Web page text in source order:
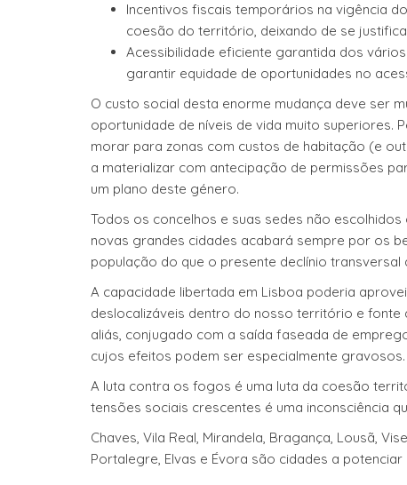
Incentivos fiscais temporários na vigência
coesão do território, deixando de se
Acessibilidade eficiente garantida dos
garantir equidade de oportunidades no
O custo social desta enorme mudança deve ser
oportunidade de níveis de vida muito superiores.
morar para zonas com custos de habitação (e
a materializar com antecipação de permissões
um plano deste género.
Todos os concelhos e suas sedes não
novas grandes cidades acabará sempre por os
população do que o presente declínio transversal
A capacidade libertada em Lisboa poderia
deslocalizáveis dentro do nosso território e
aliás, conjugado com a saída faseada de
cujos efeitos podem ser especialmente gravosos.
A luta contra os fogos é uma luta da coesão
tensões sociais crescentes é uma inconsciência
Chaves, Vila Real, Mirandela, Bragança, Lousã,
Portalegre, Elvas e Évora são cidades a